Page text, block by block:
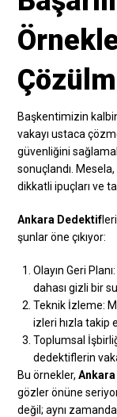
Başkentimizin
vakayı ustaca
güvenliğini
sonuçlandı. Mesela,
dikkatli ipuçları ve
Ankara Dedektif
şunlar öne çıkıyor:
Olayın Geri
dahası gizli bir
Teknik İzleme:
izleri hızla takip
Toplumsal
dedektiflerin
Bu örnekler,
gözler önüne
değil; aynı